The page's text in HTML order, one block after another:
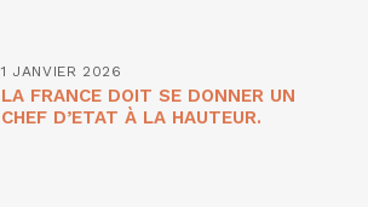
1 JANVIER 2026
LA FRANCE DOIT SE DONNER UN
CHEF D’ETAT À LA HAUTEUR.